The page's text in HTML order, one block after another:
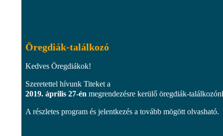
Öregdiák-találkozó
Kedves Öregdiákok!
Szeretettel hívunk Titeket a
2019. április 27-én megrendezésre kerülő öregdiák-
A részletes program és jelentkezés a tovább mögött olvasható.